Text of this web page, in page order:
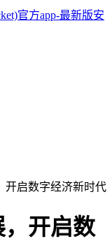
开启数字经济新时代
开启数